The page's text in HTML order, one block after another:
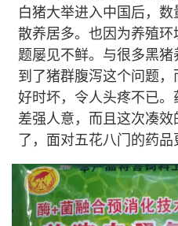
白猪大举进入中国后，
散养居多。也因为养殖
题屡见不鲜。与很多黑
到了猪群腹泻这个问题
好时坏，令人头疼不已
差强人意，而且这次凑
了，面对五花八门的药品